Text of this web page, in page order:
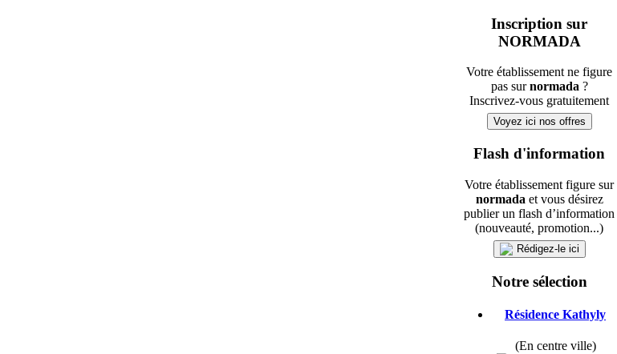
Inscription sur
NORMADA
Votre établissement ne figure
pas surnormada?
Inscrivez-vous gratuitement
Voyez ici nos offres
Flash d'information
Votre établissement figure sur
normada et vous désirez
publier un flash d’information
(nouveauté, promotion...)
Rédigez-le ici
Notre sélection
Résidence Kathyly
(En centre ville)